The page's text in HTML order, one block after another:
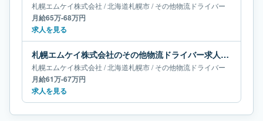
札幌エムケイ株式会社 /北海道札幌市/その他物流ドライバー
月給65万-68万円
求人を見る
札幌エムケイ株式会社のその他物流ドライバー求人｜北海道札幌市｜月給61万-67万円
札幌エムケイ株式会社 /北海道札幌市/その他物流ドライバー
月給61万-67万円
求人を見る